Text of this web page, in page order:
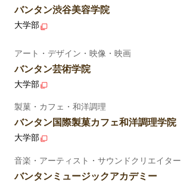
バンタン渋谷美容学院
大学部
アート・デザイン・映像・映画
バンタン芸術学院
大学部
製菓・カフェ・和洋調理
バンタン国際製菓カフェ和洋調理学院
大学部
音楽・アーティスト・サウンドクリエイター
バンタンミュージックアカデミー